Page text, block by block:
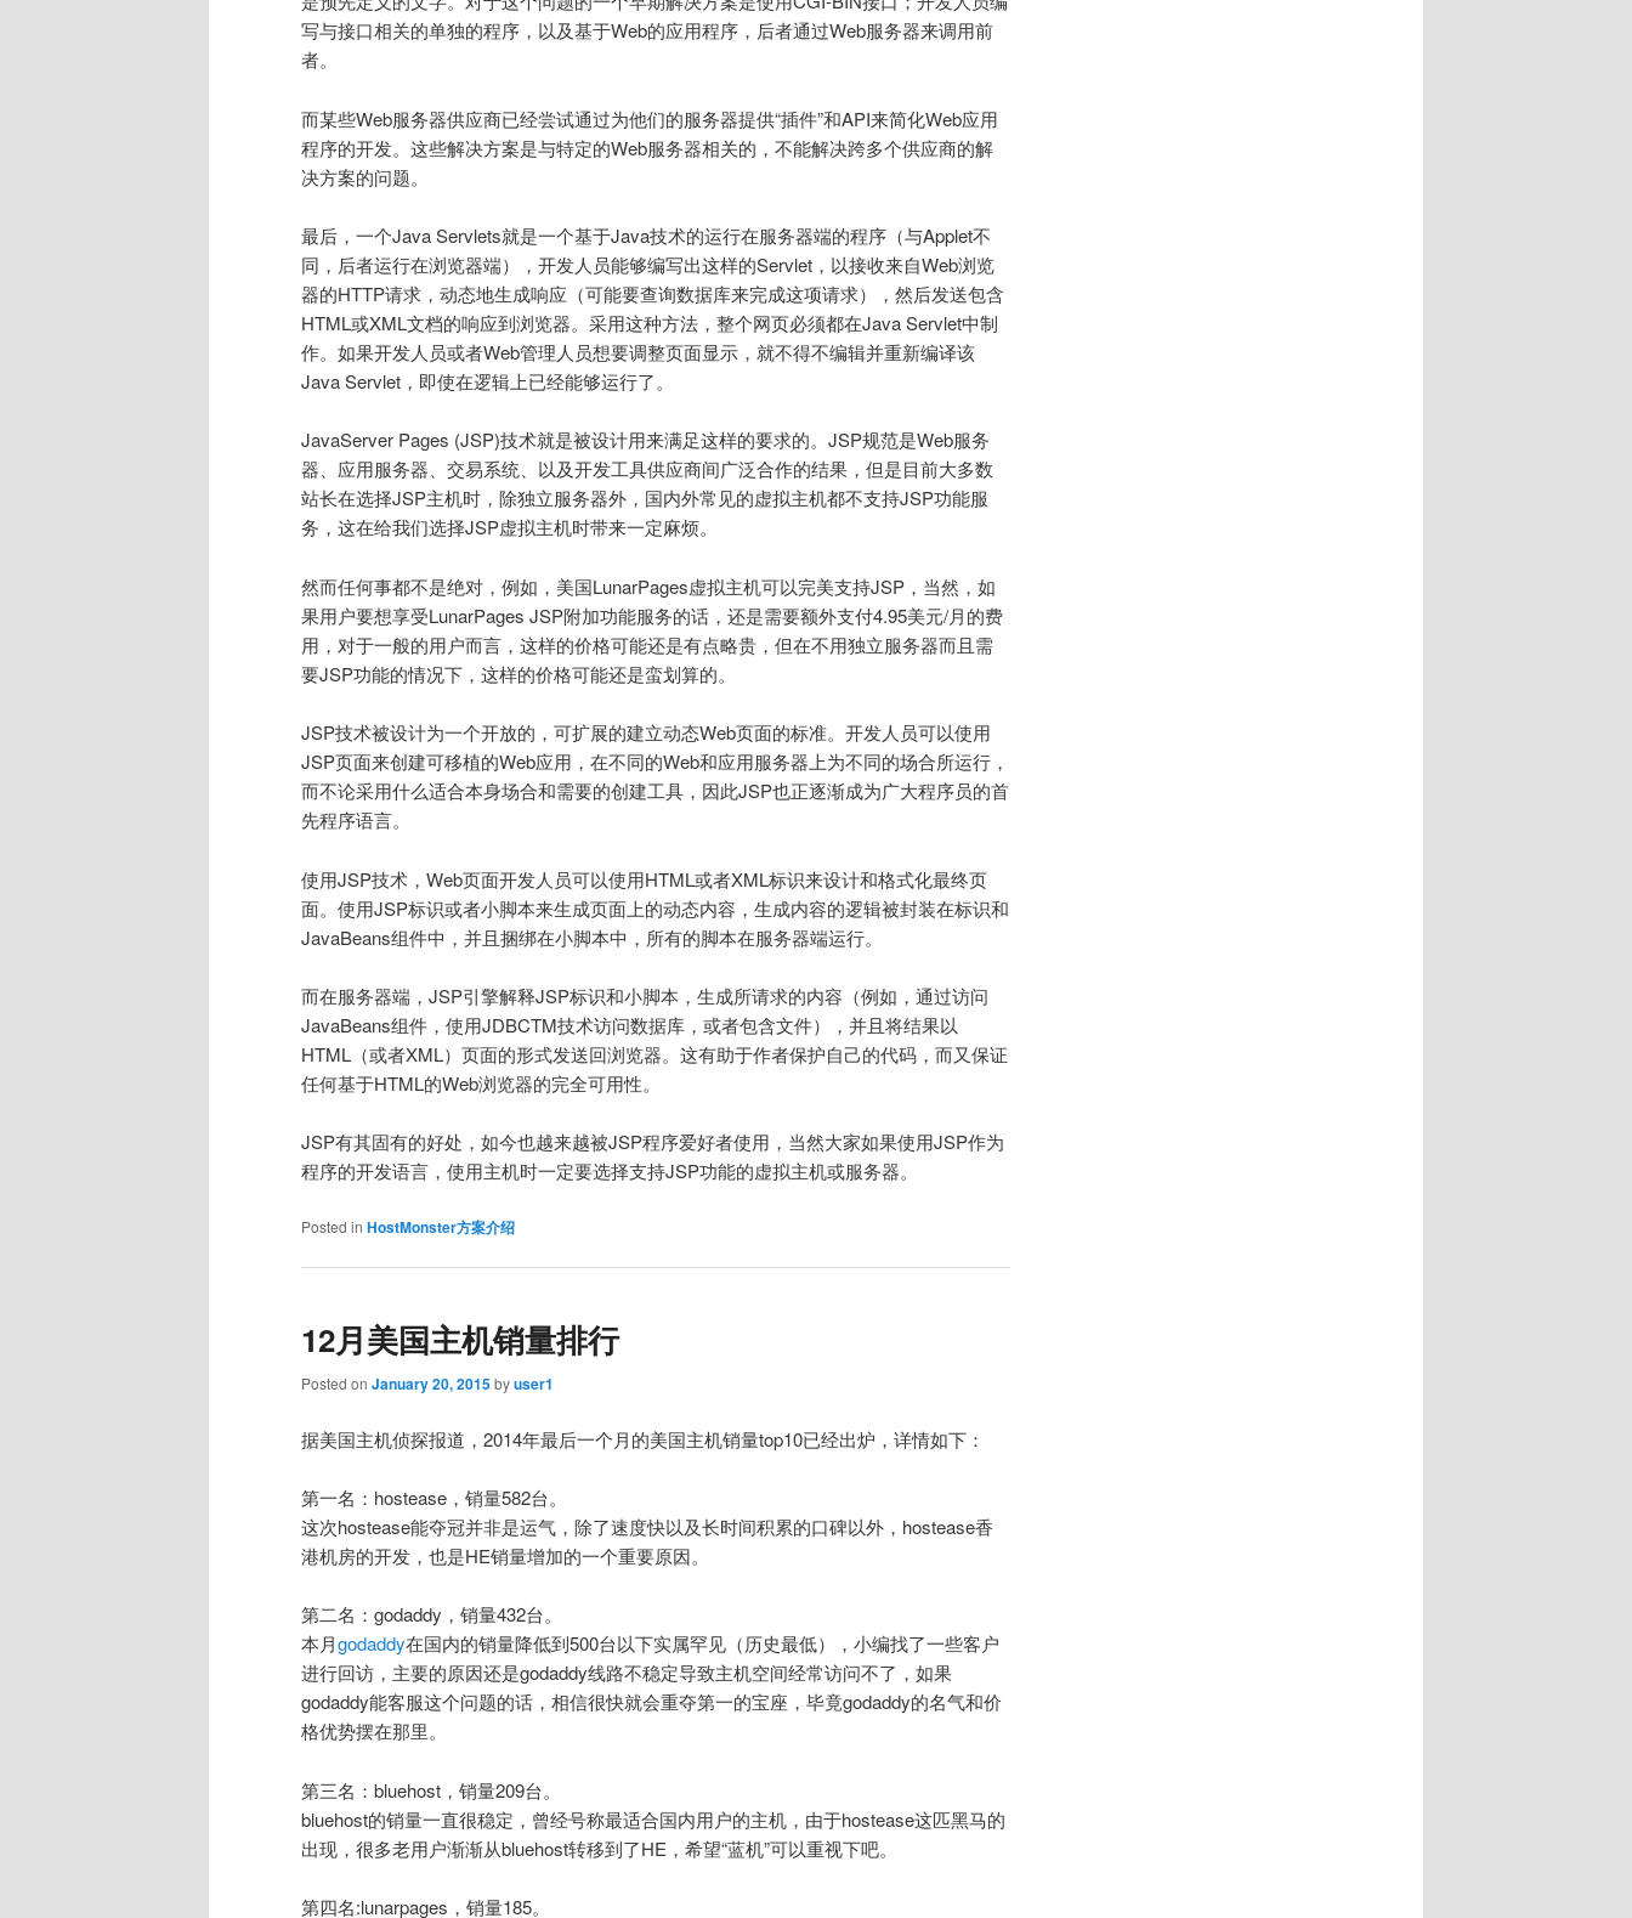
写与接口相关的单独的程序，以及基于Web的应用程序，后者通过Web服务器来调用前
者。
而某些Web服务器供应商已经尝试通过为他们的服务器提供“插件”和API来简化Web应用
程序的开发。这些解决方案是与特定的Web服务器相关的，不能解决跨多个供应商的解
决方案的问题。
最后，一个Java Servlets就是一个基于Java技术的运行在服务器端的程序（与Applet不
同，后者运行在浏览器端），开发人员能够编写出这样的Servlet，以接收来自Web浏览
器的HTTP请求，动态地生成响应（可能要查询数据库来完成这项请求），然后发送包含
HTML或XML文档的响应到浏览器。采用这种方法，整个网页必须都在Java Servlet中制
作。如果开发人员或者Web管理人员想要调整页面显示，就不得不编辑并重新编译该
Java Servlet，即使在逻辑上已经能够运行了。
JavaServer Pages (JSP)技术就是被设计用来满足这样的要求的。JSP规范是Web服务
器、应用服务器、交易系统、以及开发工具供应商间广泛合作的结果，但是目前大多数
站长在选择JSP主机时，除独立服务器外，国内外常见的虚拟主机都不支持JSP功能服
务，这在给我们选择JSP虚拟主机时带来一定麻烦。
然而任何事都不是绝对，例如，美国LunarPages虚拟主机可以完美支持JSP，当然，如
果用户要想享受LunarPages JSP附加功能服务的话，还是需要额外支付4.95美元/月的费
用，对于一般的用户而言，这样的价格可能还是有点略贵，但在不用独立服务器而且需
要JSP功能的情况下，这样的价格可能还是蛮划算的。
JSP技术被设计为一个开放的，可扩展的建立动态Web页面的标准。开发人员可以使用
JSP页面来创建可移植的Web应用，在不同的Web和应用服务器上为不同的场合所运行，
而不论采用什么适合本身场合和需要的创建工具，因此JSP也正逐渐成为广大程序员的首
先程序语言。
使用JSP技术，Web页面开发人员可以使用HTML或者XML标识来设计和格式化最终页
面。使用JSP标识或者小脚本来生成页面上的动态内容，生成内容的逻辑被封装在标识和
JavaBeans组件中，并且捆绑在小脚本中，所有的脚本在服务器端运行。
而在服务器端，JSP引擎解释JSP标识和小脚本，生成所请求的内容（例如，通过访问
JavaBeans组件，使用JDBCTM技术访问数据库，或者包含文件），并且将结果以
HTML（或者XML）页面的形式发送回浏览器。这有助于作者保护自己的代码，而又保证
任何基于HTML的Web浏览器的完全可用性。
JSP有其固有的好处，如今也越来越被JSP程序爱好者使用，当然大家如果使用JSP作为
程序的开发语言，使用主机时一定要选择支持JSP功能的虚拟主机或服务器。
Posted in HostMonster方案介绍
12月美国主机销量排行
Posted on January 20, 2015byuser1
据美国主机侦探报道，2014年最后一个月的美国主机销量top10已经出炉，详情如下：
第一名：hostease，销量582台。
这次hostease能夺冠并非是运气，除了速度快以及长时间积累的口碑以外，hostease香
港机房的开发，也是HE销量增加的一个重要原因。
第二名：godaddy，销量432台。
本月godaddy在国内的销量降低到500台以下实属罕见（历史最低），小编找了一些客户
进行回访，主要的原因还是godaddy线路不稳定导致主机空间经常访问不了，如果
godaddy能客服这个问题的话，相信很快就会重夺第一的宝座，毕竟godaddy的名气和价
格优势摆在那里。
第三名：bluehost，销量209台。
bluehost的销量一直很稳定，曾经号称最适合国内用户的主机，由于hostease这匹黑马的
出现，很多老用户渐渐从bluehost转移到了HE，希望“蓝机”可以重视下吧。
第四名:lunarpages，销量185。